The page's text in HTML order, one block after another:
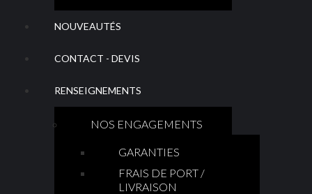
NOUVEAUTÉS
CONTACT - DEVIS
RENSEIGNEMENTS
NOS ENGAGEMENTS
GARANTIES
FRAIS DE PORT /
LIVRAISON